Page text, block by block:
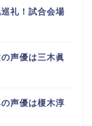
礼！試合会場
声優は三木眞
声優は榎木淳